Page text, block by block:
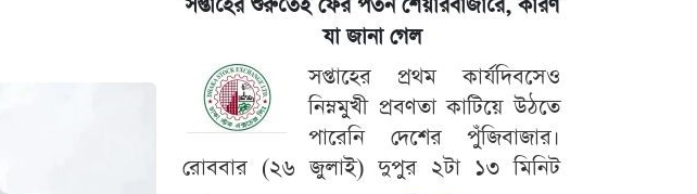
সপ্তাহের শুরুতেই ফের পতন শেয়ারবাজারে, কারণ
যা জানা গেল
সপ্তাহের প্রথম কার্যদিবসেও
নিম্নমুখী প্রবণতা কাটিয়ে উঠতে
পারেনি দেশের পুঁজিবাজার।
রোববার (২৬ জুলাই) দুপুর ২টা ১৩ মিনিট